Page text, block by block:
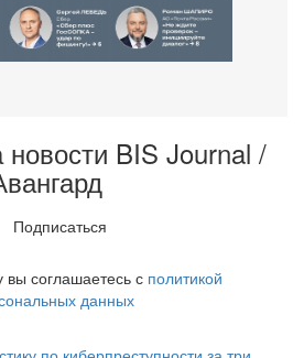
новости BIS Journal /
Подписаться
соглашаетесь с политикой
данных